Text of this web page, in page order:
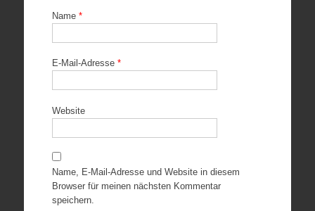
Name *
E-Mail-Adresse *
Website
Name, E-Mail-Adresse und Website in diesem
Browser für meinen nächsten Kommentar
speichern.